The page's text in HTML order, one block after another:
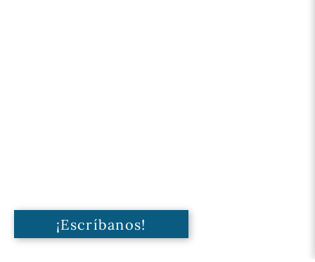
¡Escríbanos!